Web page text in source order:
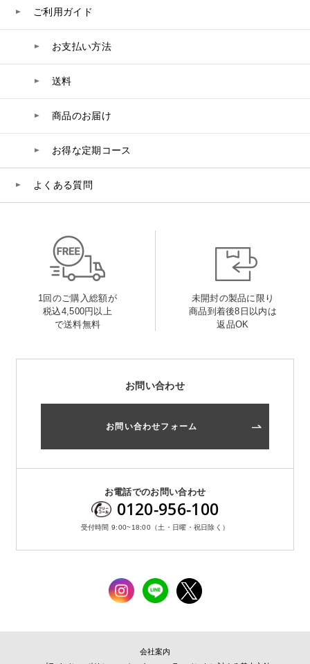
ご利用ガイド
お支払い方法
送料
商品のお届け
お得な定期コース
よくある質問
1回のご購入総額が
税込4,500円以上
で送料無料
未開封の製品に限り
商品到着後8日以内は
返品OK
お問い合わせ
お問い合わせフォーム
お電話でのお問い合わせ
0120-956-100
受付時間 9:00~18:00（土・日曜・祝日除く）
会社案内